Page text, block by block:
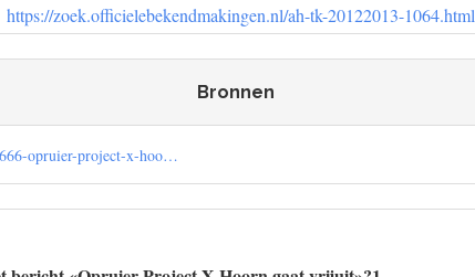
https://zoek.officielebekendmakingen.nl/ah-tk-20122013-1064.html
Bronnen
opruier-project-x-hoo…